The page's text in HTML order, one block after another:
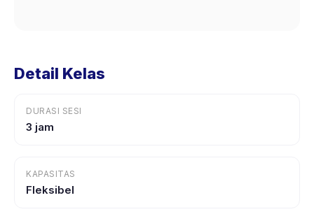
Detail Kelas
DURASI SESI
3 jam
KAPASITAS
Fleksibel